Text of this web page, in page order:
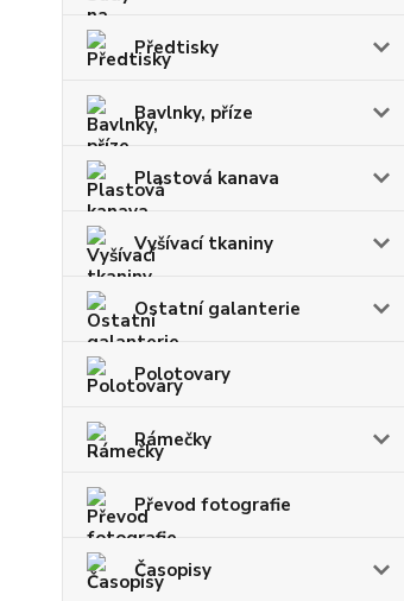
Předtisky
Bavlnky, příze
Plastová kanava
Vyšívací tkaniny
Ostatní galanterie
Polotovary
Rámečky
Převod fotografie
Časopisy